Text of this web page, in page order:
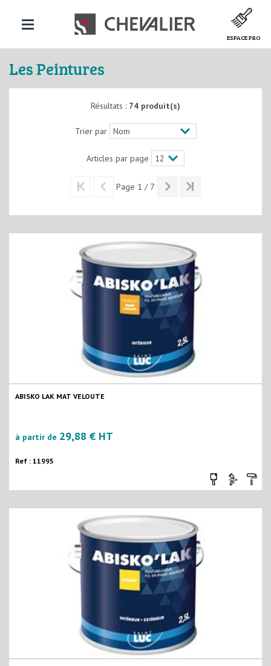
ESPACE PRO
Les Peintures
Résultats : 74 produit(s)
Trier par
Articles par page
Page 1 / 7
ABISKO LAK MAT VELOUTE
à partir de 29,88 € HT
Ref : 11995